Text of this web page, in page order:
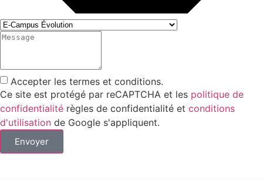
Accepter les termes et conditions.
Ce site est protégé par reCAPTCHA et les politique de
confidentialité règles de confidentialité et conditions
d'utilisation de Google s'appliquent.
Envoyer